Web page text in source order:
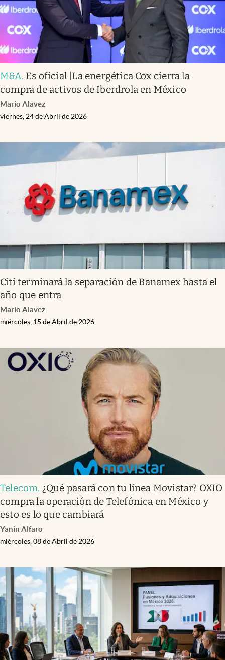
M&A. Es oficial |La energética Cox cierra la
compra de activos de Iberdrola en México
Mario Alavez
viernes, 24 de Abril de 2026
Citi terminará la separación de Banamex hasta el
año que entra
Mario Alavez
miércoles, 15 de Abril de 2026
Telecom. ¿Qué pasará con tu línea Movistar? OXIO
compra la operación de Telefónica en México y
esto es lo que cambiará
Yanin Alfaro
miércoles, 08 de Abril de 2026